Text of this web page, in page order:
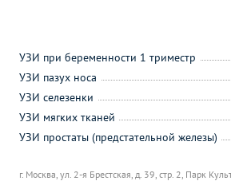
г. Москва, ул. 2-я Брестская, д. 39, стр. 2, Парк
УЗИ при беременности 1 триместр
УЗИ пазух носа
УЗИ селезенки
УЗИ мягких тканей
УЗИ простаты (предстательной железы)